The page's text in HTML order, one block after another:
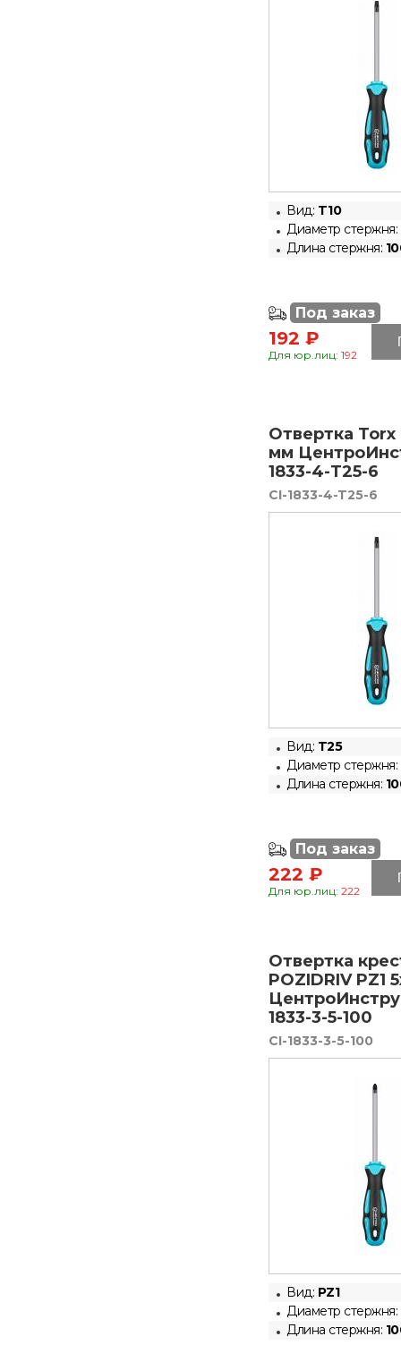
Вид: T10
Диаметр стержня:
Длина стержня:
Под заказ
192 ₽
Для юр.лиц: 192
Отвертка Torx
мм
1833-4-T25-6
CI-1833-4-T25-6
Вид: T25
Диаметр стержня:
Длина стержня:
Под заказ
222 ₽
Для юр.лиц: 222
Отвертка
POZIDRIV PZ1
1833-3-5-100
CI-1833-3-5-100
Вид: PZ1
Диаметр стержня:
Длина стержня: